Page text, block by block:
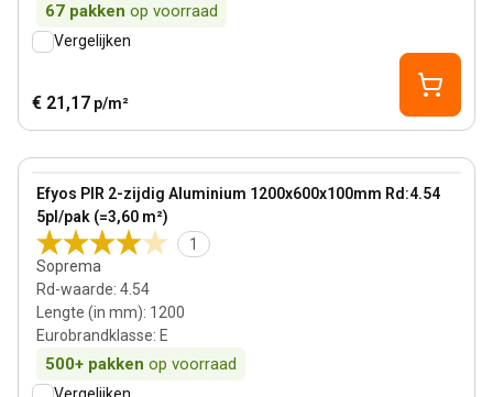
67 pakken op voorraad
Vergelijken
€ 21,17 p/m²
Bestseller
Efyos PIR 2-zijdig Aluminium 1200x600x100mm Rd:4.54
5pl/pak (=3,60 m²)
1
Soprema
Rd-waarde: 4.54
Lengte (in mm): 1200
Eurobrandklasse: E
500+ pakken op voorraad
View product